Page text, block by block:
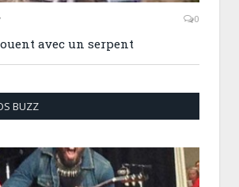
0
avec un serpent
BUZZ